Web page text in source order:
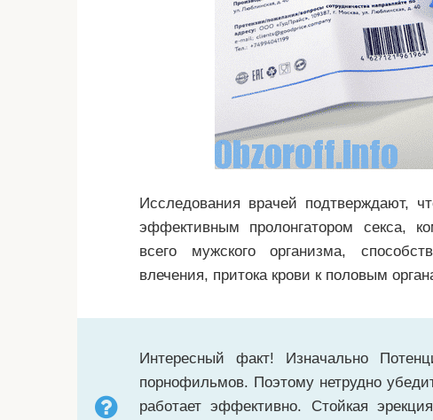
Исследования врачей подтверждают,
эффективным пролонгатором секса,
всего мужского организма,
влечения, притока крови к половым
Интересный факт! Изначально
порнофильмов. Поэтому нетрудно
работает эффективно. Стойкая